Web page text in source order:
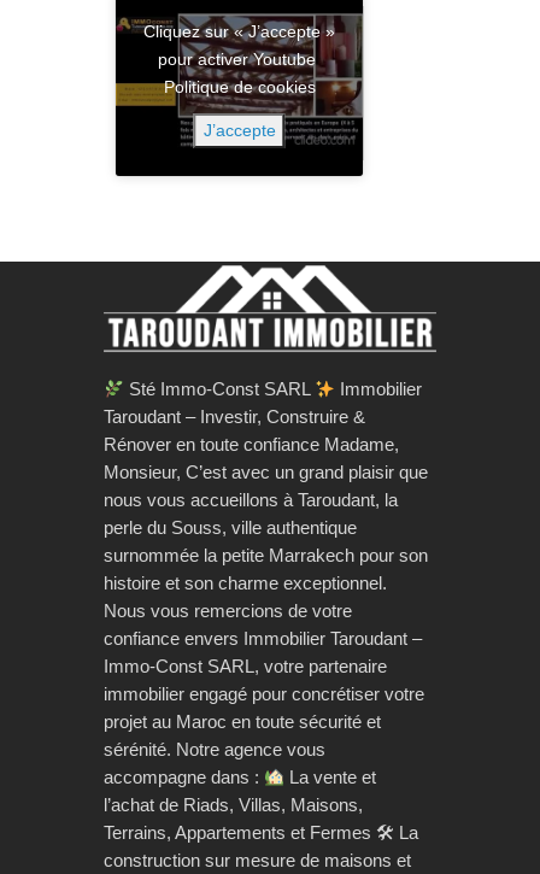
Cliquez sur « J’accepte »
pour activer Youtube
Politique de cookies
J’accepte
Sté Immo-Const SARL
Immobilier
Taroudant – Investir, Construire &
Rénover en toute confiance Madame,
Monsieur, C’est avec un grand plaisir que
nous vous accueillons à Taroudant, la
perle du Souss, ville authentique
surnommée la petite Marrakech pour son
histoire et son charme exceptionnel.
Nous vous remercions de votre
confiance envers Immobilier Taroudant –
Immo-Const SARL, votre partenaire
immobilier engagé pour concrétiser votre
projet au Maroc en toute sécurité et
sérénité. Notre agence vous
accompagne dans :
La vente et
l’achat de Riads, Villas, Maisons,
Terrains, Appartements et Fermes 🛠 La
construction sur mesure de maisons et